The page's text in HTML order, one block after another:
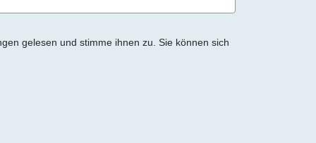
gelesen und stimme ihnen zu. Sie können sich